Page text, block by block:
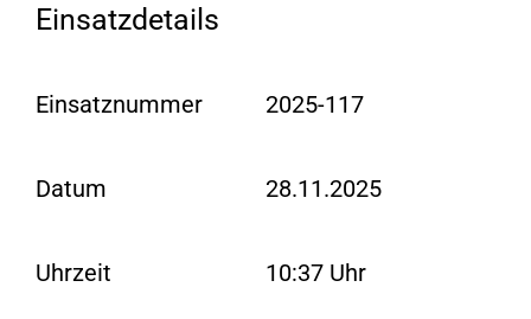
Einsatzdetails
Einsatznummer 2025-117
Datum 28.11.2025
Uhrzeit 10:37 Uhr